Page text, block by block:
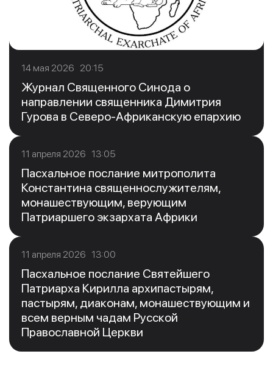
14 мая 2026 20:15
Журнал Священного Синода о
направлении священника Димитрия
Гурова в Северо-Африканскую епархию
11 апреля 2026 13:05
Пасхальное послание митрополита
Константина священнослужителям,
монашествующим, верующим
Патриаршего экзархата Африки
11 апреля 2026 13:00
Пасхальное послание Святейшего
Патриарха Кирилла архипастырям,
пастырям, диаконам, монашествующим и
всем верным чадам Русской
Православной Церкви